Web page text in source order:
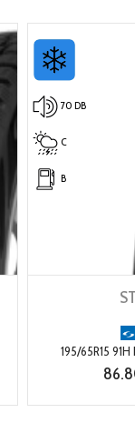
70 DB
C
B
195/65R15